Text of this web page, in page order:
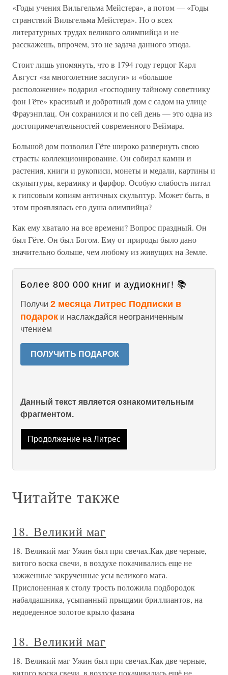
«Годы учения Вильгельма Мейстера», а потом — «Годы
странствий Вильгельма Мейстера». Но о всех
литературных трудах великого олимпийца и не
расскажешь, впрочем, это не задача данного этюда.
Стоит лишь упомянуть, что в 1794 году герцог Карл
Август «за многолетние заслуги» и «большое
расположение» подарил «господину тайному советнику
фон Гёте» красивый и добротный дом с садом на улице
Фрауэнплац. Он сохранился и по сей день — это одна из
достопримечательностей современного Веймара.
Большой дом позволил Гёте широко развернуть свою
страсть: коллекционирование. Он собирал камни и
растения, книги и рукописи, монеты и медали, картины и
скульптуры, керамику и фарфор. Особую слабость питал
к гипсовым копиям античных скульптур. Может быть, в
этом проявлялась его душа олимпийца?
Как ему хватало на все времени? Вопрос праздный. Он
был Гёте. Он был Богом. Ему от природы было дано
значительно больше, чем любому из живущих на Земле.
Более 800 000 книг и аудиокниг! 📚
Получи 2 месяца Литрес Подписки в
подарок и наслаждайся неограниченным
чтением
ПОЛУЧИТЬ ПОДАРОК
Данный текст является ознакомительным
фрагментом.
Продолжение на Литрес
Читайте также
18. Великий маг
18. Великий маг Ужин был при свечах.Как две черные,
витого воска свечи, в воздухе покачивались еще не
зажженные закрученные усы великого мага.
Прислоненная к столу трость положила подбородок
набалдашника, усыпанный прыщами бриллиантов, на
недоеденное золотое крыло фазана
18. Великий маг
18. Великий маг Ужин был при свечах.Как две черные,